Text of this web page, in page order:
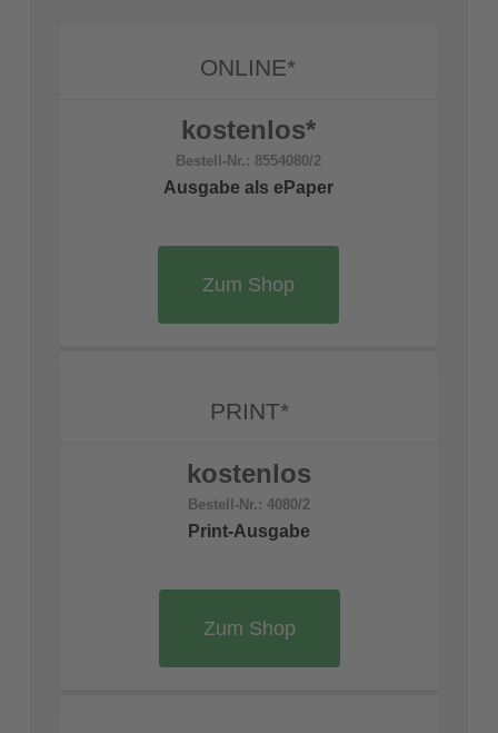
ONLINE*
kostenlos*
Bestell-Nr.: 8554080/2
Ausgabe als ePaper
Zum Shop
PRINT*
kostenlos
Bestell-Nr.: 4080/2
Print-Ausgabe
Zum Shop